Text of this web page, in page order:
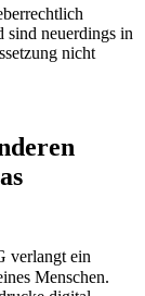
sind neuerdings in
nicht
verlangt ein
Menschen.